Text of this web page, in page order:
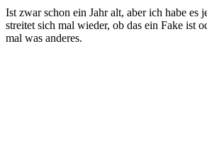
Ist zwar schon ein Jahr alt, aber ich habe es
streitet sich mal wieder, ob das ein Fake ist
mal was anderes.